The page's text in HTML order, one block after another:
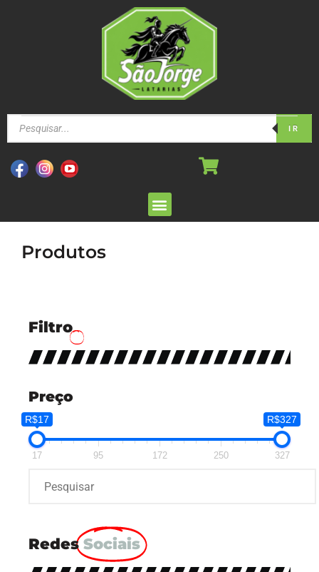
IR
Produtos
Filtro
Preço
R$17 R$327
17 95 172 250 327
Redes Sociais